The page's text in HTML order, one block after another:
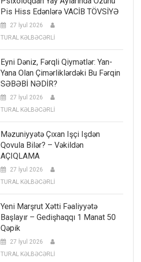
Pis Hiss Edənlərə VACİB TÖVSİYƏ
27 İyul 2026
TURAL KƏLBƏCƏRLİ
Eyni Dəniz, Fərqli Qiymətlər: Yan-
Yana Olan Çimərliklərdəki Bu Fərqin
SƏBƏBİ NƏDİR?
27 İyul 2026
TURAL KƏLBƏCƏRLİ
Məzuniyyətə Çıxan Işçi Işdən
Qovula Bilər? – Vəkildən
AÇIQLAMA
27 İyul 2026
TURAL KƏLBƏCƏRLİ
Yeni Marşrut Xətti Fəaliyyətə
Başlayır – Gedişhaqqı 1 Manat 50
Qəpik
27 İyul 2026
TURAL KƏLBƏCƏRLİ